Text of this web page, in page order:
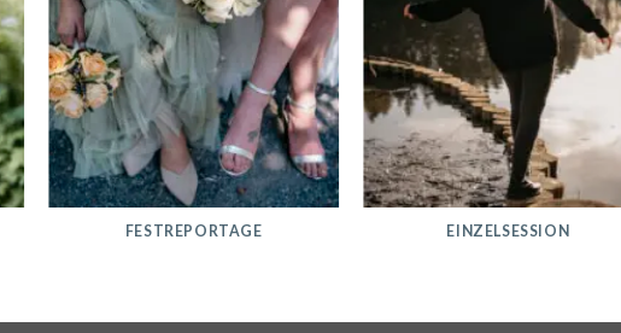
FESTREPORTAGE EINZELSESSION